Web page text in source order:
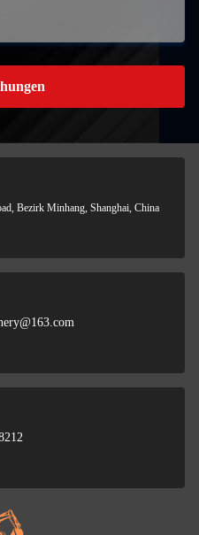
Bezirk Minhang, Shanghai, China